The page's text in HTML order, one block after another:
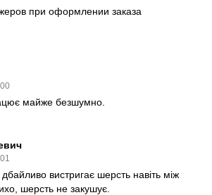
при оформлении заказа
майже безшумно.
вистригає шерсть навіть між
шерсть не закушує.